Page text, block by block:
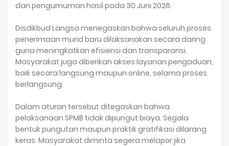
dan pengumuman hasil pada 30 Juni 2026.
Disdikbud Langsa menegaskan bahwa seluruh proses
penerimaan murid baru dilaksanakan secara daring
guna meningkatkan efisiensi dan transparansi.
Masyarakat juga diberikan akses layanan pengaduan,
baik secara langsung maupun online, selama proses
berlangsung.
Dalam aturan tersebut ditegaskan bahwa
pelaksanaan SPMB tidak dipungut biaya. Segala
bentuk pungutan maupun praktik gratifikasi dilarang
keras. Masyarakat diminta segera melapor jika